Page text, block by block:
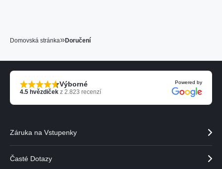
Domovská stránka»Doručení
Výborné
4.5 hvězdiček z 2.823 recenzí
Powered by
Záruka na Vstupenky
Časté Dotazy